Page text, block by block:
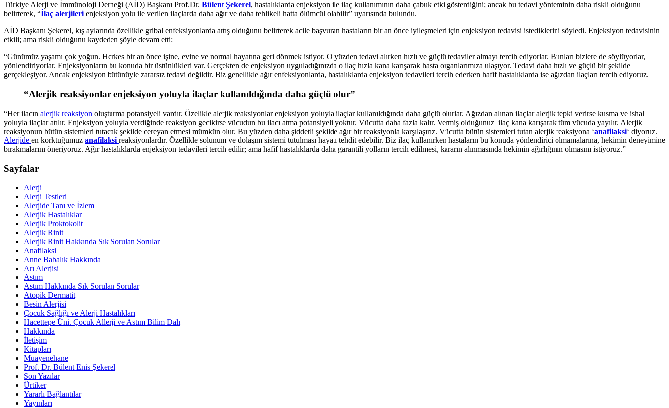
Türkiye Alerji ve İmmünoloji Derneği (AİD) Başkanı Prof.Dr. Bülent Şekerel, hastalıklarda enjeksiyon ile ilaç kullanımının daha çabuk etki gösterdiğini; ancak bu tedavi yönteminin daha riskli olduğunu
belirterek, “İlaç alerjileri enjeksiyon yolu ile verilen ilaçlarda daha ağır ve daha tehlikeli hatta ölümcül olabilir” uyarısında bulundu.
AİD Başkanı Şekerel, kış aylarında özellikle gribal enfeksiyonlarda artış olduğunu belirterek acile başvuran hastaların bir an önce iyileşmeleri için enjeksiyon tedavisi istediklerini söyledi. Enjeksiyon tedavisinin
etkili; ama riskli olduğunu kaydeden şöyle devam etti:
“Günümüz yaşamı çok yoğun. Herkes bir an önce işine, evine ve normal hayatına geri dönmek istiyor. O yüzden tedavi alırken hızlı ve güçlü tedaviler almayı tercih ediyorlar. Bunları bizlere de söylüyorlar,
yönlendiriyorlar. Enjeksiyonların bu konuda bir üstünlükleri var. Gerçekten de enjeksiyon uyguladığınızda o ilaç hızla kana karışarak hasta organlarımıza ulaşıyor. Tedavi daha hızlı ve güçlü bir şekilde
gerçekleşiyor. Ancak enjeksiyon bütünüyle zararsız tedavi değildir. Biz genellikle ağır enfeksiyonlarda, hastalıklarda enjeksiyon tedavileri tercih ederken hafif hastalıklarda ise ağızdan ilaçları tercih ediyoruz.
“Alerjik reaksiyonlar enjeksiyon yoluyla ilaçlar kullanıldığında daha güçlü olur”
“Her ilacın alerjik reaksiyon oluşturma potansiyeli vardır. Özelikle alerjik reaksiyonlar enjeksiyon yoluyla ilaçlar kullanıldığında daha güçlü olurlar. Ağızdan alınan ilaçlar alerjik tepki verirse kusma ve ishal
yoluyla ilaçlar atılır. Enjeksiyon yoluyla verdiğinde reaksiyon gecikirse vücudun bu ilacı atma potansiyeli yoktur. Vücutta daha fazla kalır. Vermiş olduğunuz ilaç kana karışarak tüm vücuda yayılır. Alerjik
reaksiyonun bütün sistemleri tutacak şekilde cereyan etmesi mümkün olur. Bu yüzden daha şiddetli şekilde ağır bir reaksiyonla karşılaşırız. Vücutta bütün sistemleri tutan alerjik reaksiyona ‘anafilaksi‘ diyoruz.
Alerjide en korktuğumuz anafilaksi reaksiyonlardır. Özellikle solunum ve dolaşım sistemi tutulması hayatı tehdit edebilir. Biz ilaç kullanırken hastaların bu konuda yönlendirici olmamalarına, hekimin deneyimine
bırakmalarını öneriyoruz. Ağır hastalıklarda enjeksiyon tedavileri tercih edilir; ama hafif hastalıklarda daha garantili yolların tercih edilmesi, kararın alınmasında hekimin ağırlığının olmasını istiyoruz.”
Sayfalar
Alerji
Alerji Testleri
Alerjide Tanı ve İzlem
Alerjik Hastalıklar
Alerjik Proktokolit
Alerjik Rinit
Alerjik Rinit Hakkında Sık Sorulan Sorular
Anafilaksi
Anne Babalık Hakkında
Arı Alerjisi
Astım
Astım Hakkında Sık Sorulan Sorular
Atopik Dermatit
Besin Alerjisi
Çocuk Sağlığı ve Alerji Hastalıkları
Hacettepe Üni. Çocuk Allerji ve Astım Bilim Dalı
Hakkında
İletişim
Kitapları
Muayenehane
Prof. Dr. Bülent Enis Şekerel
Son Yazılar
Ürtiker
Yararlı Bağlantılar
Yayınları